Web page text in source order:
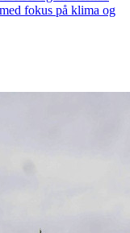
fokus på klima og